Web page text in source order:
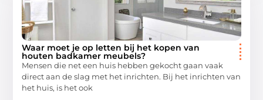
Waar moet je op letten bij het kopen van
houten badkamer meubels?
Mensen die net een huis hebben gekocht gaan vaak
direct aan de slag met het inrichten. Bij het inrichten van
het huis, is het ook